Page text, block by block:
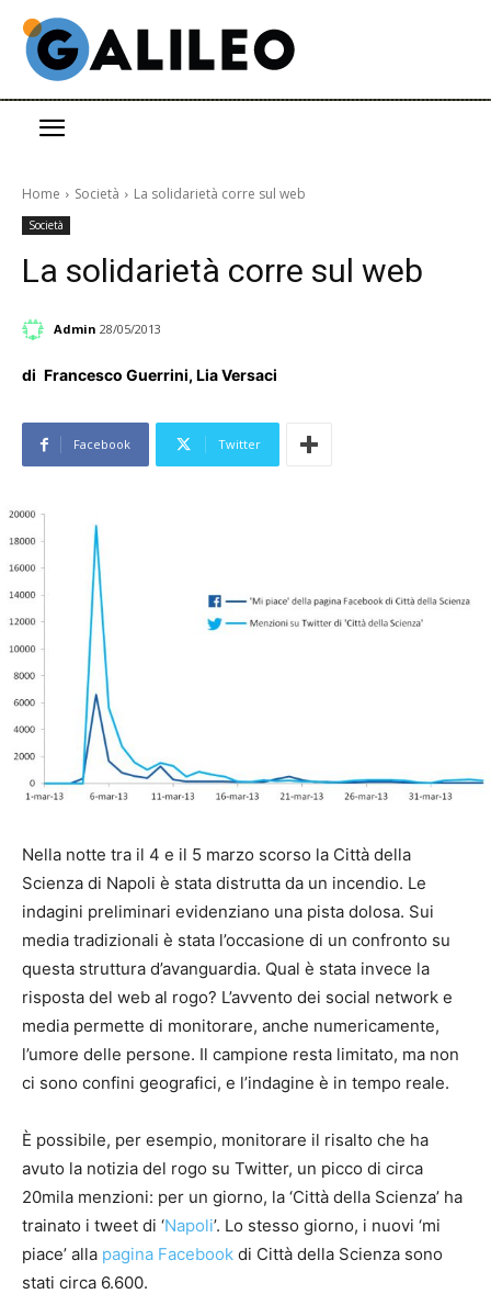
Home Società La solidarietà corre sul web
Società
La solidarietà corre sul web
Admin 28/05/2013
di Francesco Guerrini, Lia Versaci
Facebook Twitter
Nella notte tra il 4 e il 5 marzo scorso la Città della
Scienza di Napoli è stata distrutta da un incendio. Le
indagini preliminari evidenziano una pista dolosa. Sui
media tradizionali è stata l’occasione di un confronto su
questa struttura d’avanguardia. Qual è stata invece la
risposta del web al rogo? L’avvento dei social network e
media permette di monitorare, anche numericamente,
l’umore delle persone. Il campione resta limitato, ma non
ci sono confini geografici, e l’indagine è in tempo reale.
È possibile, per esempio, monitorare il risalto che ha
avuto la notizia del rogo su Twitter, un picco di circa
20mila menzioni: per un giorno, la ‘Città della Scienza’ ha
trainato i tweet di ‘Napoli’. Lo stesso giorno, i nuovi ‘mi
piace’ alla pagina Facebook di Città della Scienza sono
stati circa 6.600.